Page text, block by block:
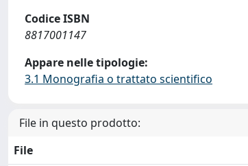
Codice ISBN
8817001147
Appare nelle tipologie:
3.1 Monografia o trattato scientifico
File in questo prodotto:
File